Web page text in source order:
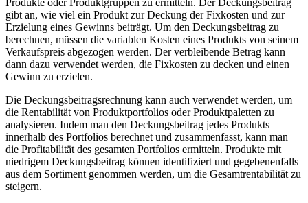
Produkte oder Produktgruppen zu ermitteln. Der Deckungsbeitrag
gibt an, wie viel ein Produkt zur Deckung der Fixkosten und zur
Erzielung eines Gewinns beiträgt. Um den Deckungsbeitrag zu
berechnen, müssen die variablen Kosten eines Produkts von seinem
Verkaufspreis abgezogen werden. Der verbleibende Betrag kann
dann dazu verwendet werden, die Fixkosten zu decken und einen
Gewinn zu erzielen.
Die Deckungsbeitragsrechnung kann auch verwendet werden, um
die Rentabilität von Produktportfolios oder Produktpaletten zu
analysieren. Indem man den Deckungsbeitrag jedes Produkts
innerhalb des Portfolios berechnet und zusammenfasst, kann man
die Profitabilität des gesamten Portfolios ermitteln. Produkte mit
niedrigem Deckungsbeitrag können identifiziert und gegebenenfalls
aus dem Sortiment genommen werden, um die Gesamtrentabilität zu
steigern.